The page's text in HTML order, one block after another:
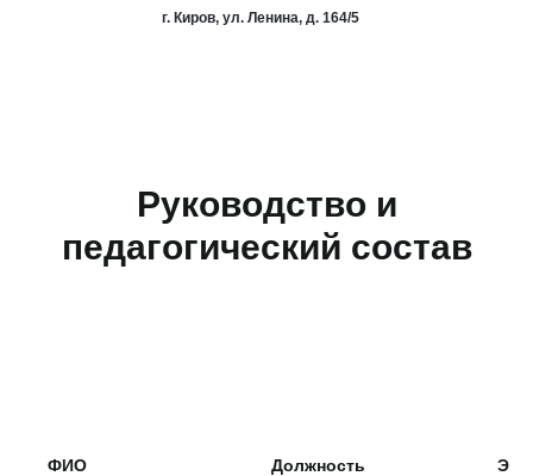
г. Киров, ул. Ленина, д. 164/5
Руководство и
педагогический состав
ФИО Должность